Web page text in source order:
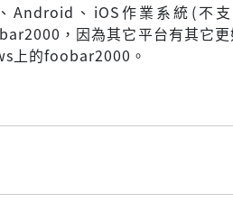
Android、iOS作業系統(不
，因為其它平台有其它更
上的foobar2000。